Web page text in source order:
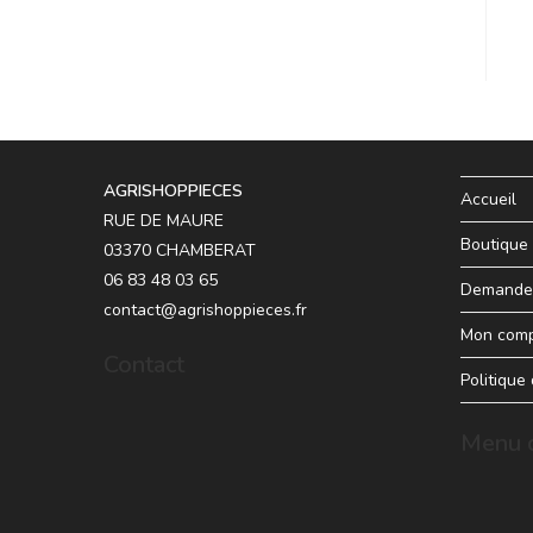
AGRISHOPPIECES
RUE DE MAURE
03370 CHAMBERAT
06 83 48 03 65
contact@agrishoppieces.fr
Accueil
Boutique
Mon
Politique